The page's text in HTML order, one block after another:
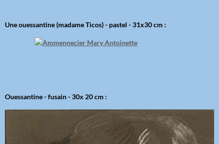
Une ouessantine (madame Ticos) - pastel - 31x30 cm :
Ouessantine - fusain - 30x 20 cm :